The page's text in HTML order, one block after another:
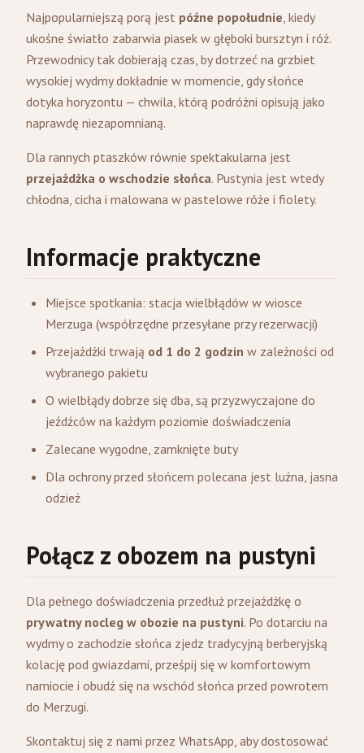
Najpopularniejszą porą jest późne popołudnie, kiedy
ukośne światło zabarwia piasek w głęboki bursztyn i róż.
Przewodnicy tak dobierają czas, by dotrzeć na grzbiet
wysokiej wydmy dokładnie w momencie, gdy słońce
dotyka horyzontu — chwila, którą podróżni opisują jako
naprawdę niezapomnianą.
Dla rannych ptaszków równie spektakularna jest
przejażdżka o wschodzie słońca. Pustynia jest wtedy
chłodna, cicha i malowana w pastelowe róże i fiolety.
Informacje praktyczne
Miejsce spotkania: stacja wielbłądów w wiosce
Merzuga (współrzędne przesyłane przy rezerwacji)
Przejażdżki trwają od 1 do 2 godzin w zależności od
wybranego pakietu
O wielbłądy dobrze się dba, są przyzwyczajone do
jeźdźców na każdym poziomie doświadczenia
Zalecane wygodne, zamknięte buty
Dla ochrony przed słońcem polecana jest luźna, jasna
odzież
Połącz z obozem na pustyni
Dla pełnego doświadczenia przedłuż przejażdżkę o
prywatny nocleg w obozie na pustyni. Po dotarciu na
wydmy o zachodzie słońca zjedz tradycyjną berberyjską
kolację pod gwiazdami, prześpij się w komfortowym
namiocie i obudź się na wschód słońca przed powrotem
do Merzugi.
Skontaktuj się z nami przez WhatsApp, aby dostosować